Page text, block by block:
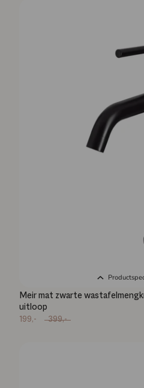
Meir mat zwarte
uitloop
199,- 399,-